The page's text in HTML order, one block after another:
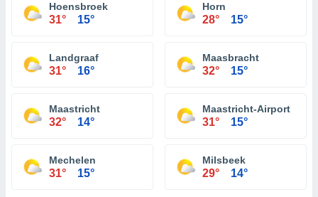
Hoensbroek
31° 15°
Horn
28° 15°
Landgraaf
31° 16°
Maasbracht
32° 15°
Maastricht
32° 14°
Maastricht-Airport
31° 15°
Mechelen
31° 15°
Milsbeek
29° 14°